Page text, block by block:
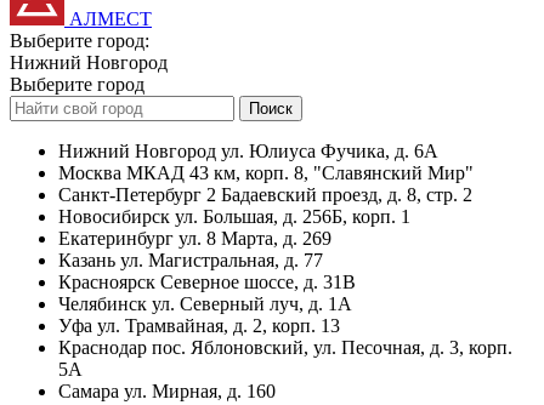
АЛМЕСТ
Выберите город:
Нижний Новгород
Выберите город
Поиск
Нижний Новгород ул. Юлиуса Фучика, д. 6А
Москва МКАД 43 км, корп. 8, "Славянский Мир"
Санкт-Петербург 2 Бадаевский проезд, д. 8, стр. 2
Новосибирск ул. Большая, д. 256Б, корп. 1
Екатеринбург ул. 8 Марта, д. 269
Казань ул. Магистральная, д. 77
Красноярск Северное шоссе, д. 31В
Челябинск ул. Северный луч, д. 1А
Уфа ул. Трамвайная, д. 2, корп. 13
Краснодар пос. Яблоновский, ул. Песочная, д. 3, корп.
5А
Самара ул. Мирная, д. 160